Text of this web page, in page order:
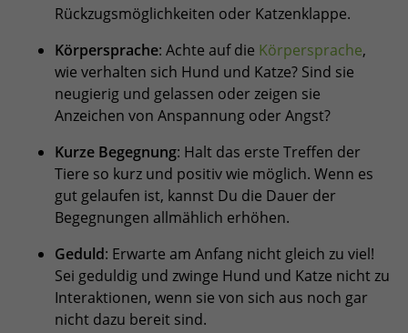
Rückzugsmöglichkeiten oder Katzenklappe.
Körpersprache: Achte auf die Körpersprache,
wie verhalten sich Hund und Katze? Sind sie
neugierig und gelassen oder zeigen sie
Anzeichen von Anspannung oder Angst?
Kurze Begegnung: Halt das erste Treffen der
Tiere so kurz und positiv wie möglich. Wenn es
gut gelaufen ist, kannst Du die Dauer der
Begegnungen allmählich erhöhen.
Geduld: Erwarte am Anfang nicht gleich zu viel!
Sei geduldig und zwinge Hund und Katze nicht zu
Interaktionen, wenn sie von sich aus noch gar
nicht dazu bereit sind.